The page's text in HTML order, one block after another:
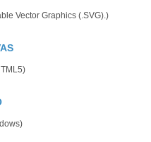
Vector Graphics (.SVG).)